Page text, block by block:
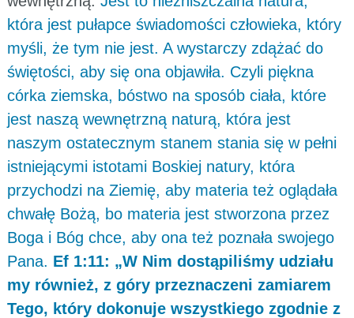
która jest pułapce świadomości człowieka, który
myśli, że tym nie jest. A wystarczy zdążać do
świętości, aby się ona objawiła. Czyli piękna
córka ziemska, bóstwo na sposób ciała, które
jest naszą wewnętrzną naturą, która jest
naszym ostatecznym stanem stania się w pełni
istniejącymi istotami Boskiej natury, która
przychodzi na Ziemię, aby materia też oglądała
chwałę Bożą, bo materia jest stworzona przez
Boga i Bóg chce, aby ona też poznała swojego
Pana. Ef 1:11: „W Nim dostąpiliśmy udziału
my również, z góry przeznaczeni zamiarem
Tego, który dokonuje wszystkiego zgodnie z